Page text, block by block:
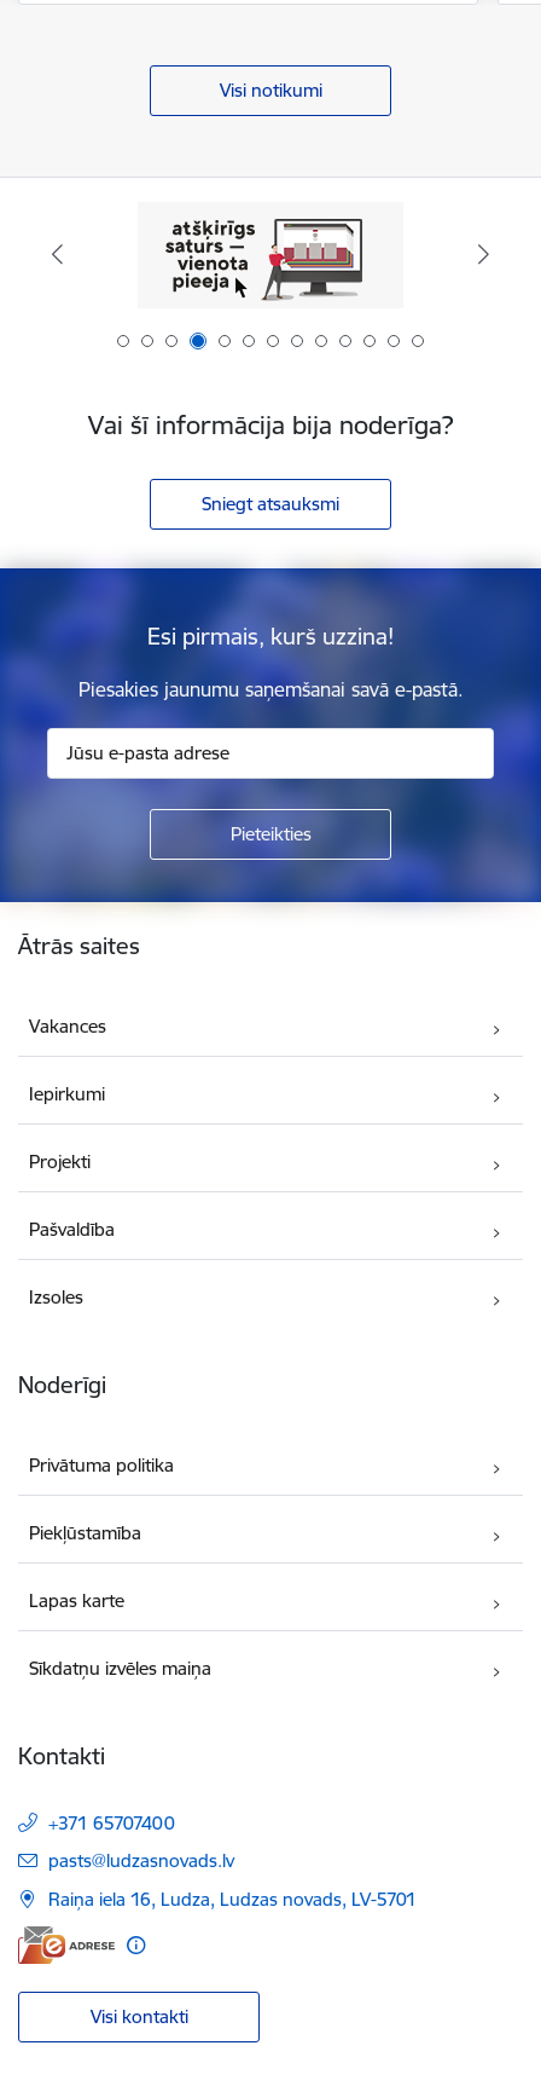
Visi notikumi
Vai šī informācija bija noderīga?
Sniegt atsauksmi
Esi pirmais, kurš uzzina!
Piesakies jaunumu saņemšanai savā e-pastā.
Kājene
Ātrās saites
Vakances
Iepirkumi
Projekti
Pašvaldība
Izsoles
Noderīgi
Privātuma politika
Piekļūstamība
Lapas karte
Sīkdatņu izvēles maiņa
Kontakti
+371 65707400
E-pasts:
pasts@ludzasnovads.lv
Raiņa iela 16, Ludza, Ludzas novads, LV-5701
Visi kontakti